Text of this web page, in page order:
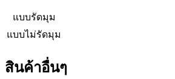
แบบรัดมุม
แบบไม่รัดมุม
สินค้าอื่นๆ